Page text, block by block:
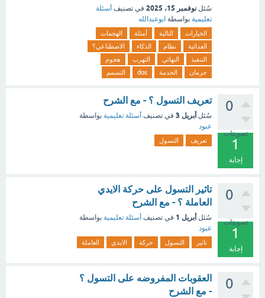
سُئل نوفمبر 15، 2025 في تصنيف أسئلة
تعليمية بواسطة ابوعبدالله
الخيارات التالية أمثلة
الهجمات
العدائية
نظام الذكاء
الاصطناعي؟
التنفيذ
النهائي التهرب
هجوم
حرمان
الخدمة dos التسمم
0
تصويتات
1
إجابة
تعريف التسول ؟ - مع الشرح
سُئل أبريل 3 في تصنيف أسئلة تعليمية بواسطة
عبود
تعريف التسول
0
تصويتات
1
إجابة
تاثير التسول على حركة الايدي
العاملة ؟ - مع الشرح
سُئل أبريل 1 في تصنيف أسئلة تعليمية بواسطة
عبود
تاثير التسول حركة الايدي العاملة
0
العقوبات المفروضه على التسول ؟
- مع الشرح